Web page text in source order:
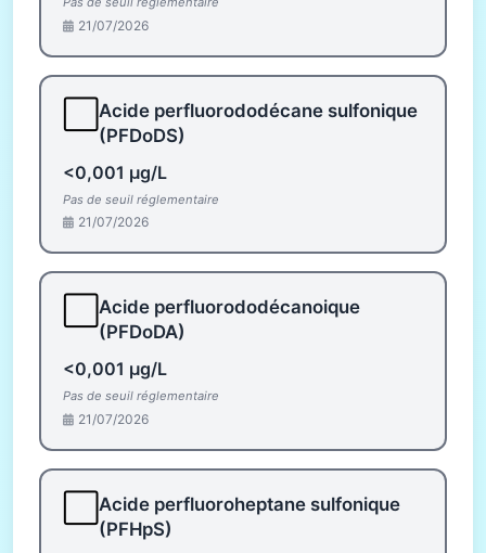
21/07/2026
Acide perfluorododécane sulfonique
(PFDoDS)
<0,001 µg/L
Pas de seuil réglementaire
21/07/2026
Acide perfluorododécanoique
(PFDoDA)
<0,001 µg/L
Pas de seuil réglementaire
21/07/2026
Acide perfluoroheptane sulfonique
(PFHpS)